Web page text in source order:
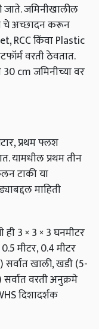
जाते.जमिनीखालील
चेअच्छादनकरून
RCCकिंवाPlastic
वरतीठेवतात.
30 cmजमिनीच्यावर
,प्रथमफ्लश
.यामधीलप्रथमतीन
टाकीया
माहिती
ही3 × 3 × 3घनमीटर
मीटर, 0.4मीटर
)सर्वातखाली,खडी(5-
सर्वातवरतीअनुक्रमे
दिशादर्शक